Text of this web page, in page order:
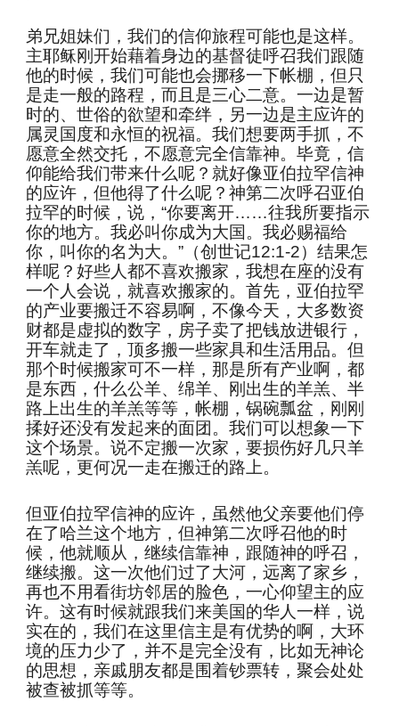
弟兄姐妹们，我们的信仰旅程可能也是这样。
主耶稣刚开始藉着身边的基督徒呼召我们跟随
他的时候，我们可能也会挪移一下帐棚，但只
是走一般的路程，而且是三心二意。一边是暂
时的、世俗的欲望和牵绊，另一边是主应许的
属灵国度和永恒的祝福。我们想要两手抓，不
愿意全然交托，不愿意完全信靠神。毕竟，信
仰能给我们带来什么呢？就好像亚伯拉罕信神
的应许，但他得了什么呢？神第二次呼召亚伯
拉罕的时候，说，“你要离开……往我所要指示
你的地方。我必叫你成为大国。我必赐福给
你，叫你的名为大。”（创世记12:1-2）结果怎
样呢？好些人都不喜欢搬家，我想在座的没有
一个人会说，就喜欢搬家的。首先，亚伯拉罕
的产业要搬迁不容易啊，不像今天，大多数资
财都是虚拟的数字，房子卖了把钱放进银行，
开车就走了，顶多搬一些家具和生活用品。但
那个时候搬家可不一样，那是所有产业啊，都
是东西，什么公羊、绵羊、刚出生的羊羔、半
路上出生的羊羔等等，帐棚，锅碗瓢盆，刚刚
揉好还没有发起来的面团。我们可以想象一下
这个场景。说不定搬一次家，要损伤好几只羊
羔呢，更何况一走在搬迁的路上。
但亚伯拉罕信神的应许，虽然他父亲要他们停
在了哈兰这个地方，但神第二次呼召他的时
候，他就顺从，继续信靠神，跟随神的呼召，
继续搬。这一次他们过了大河，远离了家乡，
再也不用看街坊邻居的脸色，一心仰望主的应
许。这有时候就跟我们来美国的华人一样，说
实在的，我们在这里信主是有优势的啊，大环
境的压力少了，并不是完全没有，比如无神论
的思想，亲戚朋友都是围着钞票转，聚会处处
被查被抓等等。